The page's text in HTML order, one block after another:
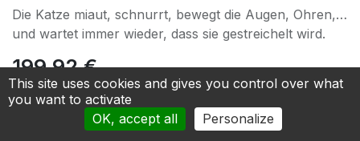
Die Katze miaut, schnurrt, bewegt die Augen, Ohren,…
und wartet immer wieder, dass sie gestreichelt wird.
199.92€
Add to cart
This site uses cookies and gives you control over what
you want to activate
OK, accept all
Personalize